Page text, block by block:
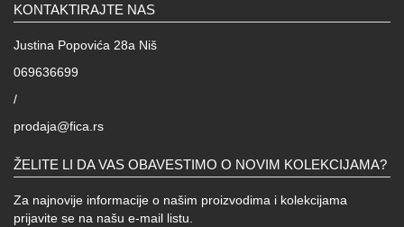
KONTAKTIRAJTE NAS
Justina Popovića 28a Niš
069636699
/
prodaja@fica.rs
ŽELITE LI DA VAS OBAVESTIMO O NOVIM KOLEKCIJAMA?
Za najnovije informacije o našim proizvodima i kolekcijama
prijavite se na našu e-mail listu.